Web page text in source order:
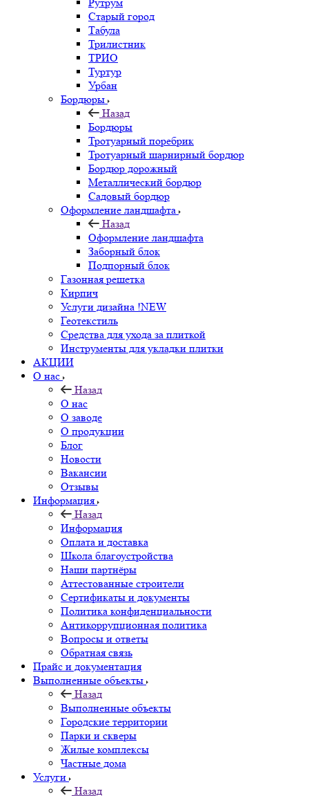
Старый город
Табула
Трилистник
ТРИО
Туртур
Урбан
Бордюры
Назад
Бордюры
Тротуарный поребрик
Тротуарный шарнирный бордюр
Бордюр дорожный
Металлический бордюр
Садовый бордюр
Оформление ландшафта
Назад
Оформление ландшафта
Заборный блок
Подпорный блок
Газонная решетка
Кирпич
Услуги дизайна !NEW
Геотекстиль
Средства для ухода за плиткой
Инструменты для укладки плитки
АКЦИИ
О нас
Назад
О нас
О заводе
О продукции
Блог
Новости
Вакансии
Отзывы
Информация
Назад
Информация
Оплата и доставка
Школа благоустройства
Наши партнёры
Аттестованные строители
Сертификаты и документы
Политика конфиденциальности
Антикоррупционная политика
Вопросы и ответы
Обратная связь
Прайс и документация
Выполненные объекты
Назад
Выполненные объекты
Городские территории
Парки и скверы
Жилые комплексы
Частные дома
Услуги
Назад